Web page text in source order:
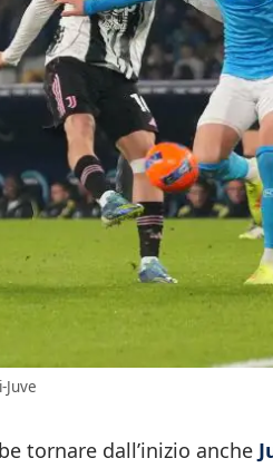
tornare dall’inizio anche